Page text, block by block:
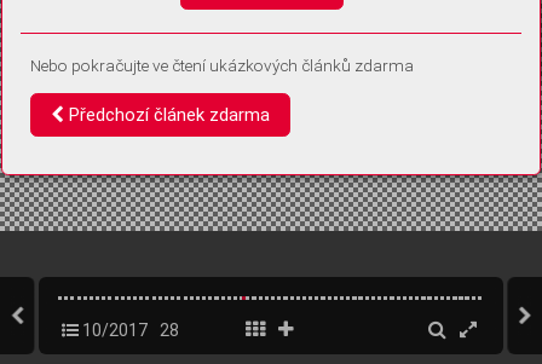
10/2017 28
Nebo pokračujte ve čtení ukázkových článků zdarma
Předchozí článek zdarma